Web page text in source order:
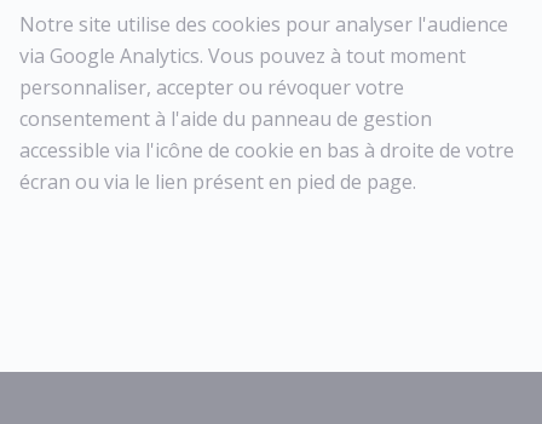
Notre site utilise des cookies pour analyser l'audience
via Google Analytics. Vous pouvez à tout moment
personnaliser, accepter ou révoquer votre
consentement à l'aide du panneau de gestion
accessible via l'icône de cookie en bas à droite de votre
écran ou via le lien présent en pied de page.